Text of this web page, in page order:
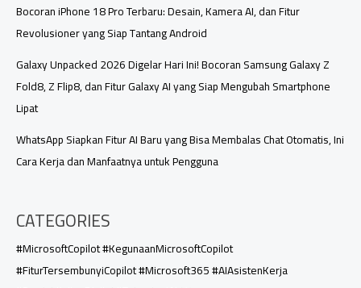
Bocoran iPhone 18 Pro Terbaru: Desain, Kamera AI, dan Fitur
Revolusioner yang Siap Tantang Android
Galaxy Unpacked 2026 Digelar Hari Ini! Bocoran Samsung Galaxy Z
Fold8, Z Flip8, dan Fitur Galaxy AI yang Siap Mengubah Smartphone
Lipat
WhatsApp Siapkan Fitur AI Baru yang Bisa Membalas Chat Otomatis, Ini
Cara Kerja dan Manfaatnya untuk Pengguna
CATEGORIES
#MicrosoftCopilot #KegunaanMicrosoftCopilot
#FiturTersembunyiCopilot #Microsoft365 #AIAsistenKerja